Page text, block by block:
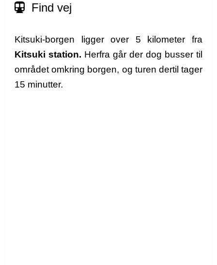
Find vej
Kitsuki-borgen ligger over 5 kilometer fra
Kitsuki station. Herfra går der dog busser til
området omkring borgen, og turen dertil tager
15 minutter.